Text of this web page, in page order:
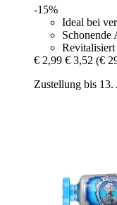
-15%
Ideal bei
Schonende
Revitalisiert
€ 2,99 € 3,52 (€
Zustellung bis 13.